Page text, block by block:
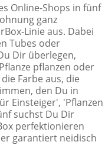
Online-Shops in fünf
ganz
Linie aus. Dabei
Tubes oder
Dir überlegen,
pflanzen oder
Farbe aus, die
den Du in
Einsteiger', 'Pflanzen
suchst Du Dir
perfektionieren
garantiert neidisch